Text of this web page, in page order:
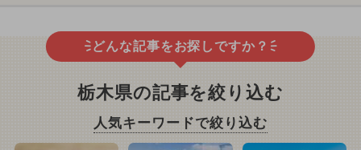
どんな記事をお探しですか？
栃木県の記事を絞り込む
人気キーワードで絞り込む